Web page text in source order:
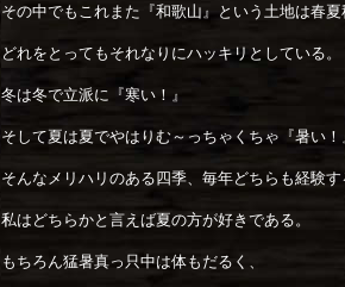
その中でもこれまた『和歌山』という土地は春夏
どれをとってもそれなりにハッキリとしている。
冬は冬で立派に『寒い！』
そして夏は夏でやはりむ～っちゃくちゃ『暑い！
そんなメリハリのある四季、毎年どちらも経験す
私はどちらかと言えば夏の方が好きである。
もちろん猛暑真っ只中は体もだるく、